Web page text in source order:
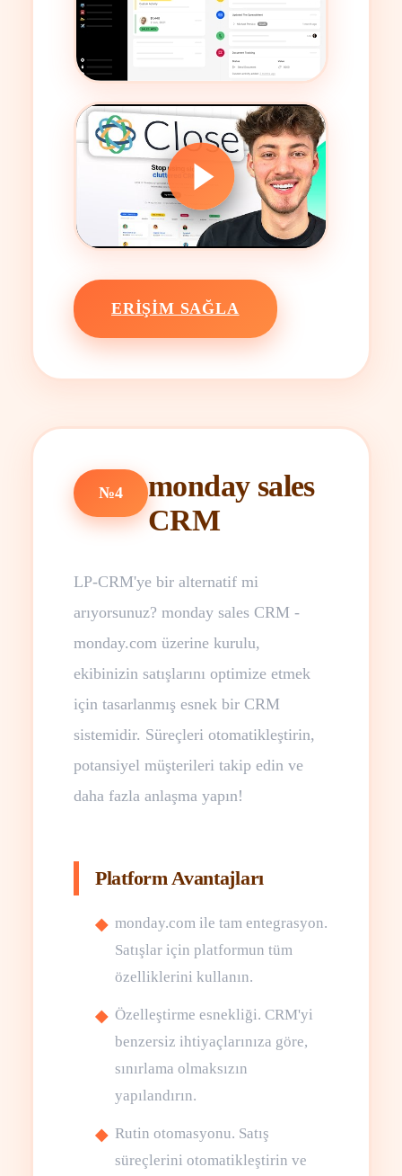
ERIŞIM SAĞLA
№4
monday sales
CRM
LP-CRM'ye bir alternatif mi
arıyorsunuz? monday sales CRM -
monday.com üzerine kurulu,
ekibinizin satışlarını optimize etmek
için tasarlanmış esnek bir CRM
sistemidir. Süreçleri otomatikleştirin,
potansiyel müşterileri takip edin ve
daha fazla anlaşma yapın!
Platform Avantajları
monday.com ile tam entegrasyon.
Satışlar için platformun tüm
özelliklerini kullanın.
Özelleştirme esnekliği. CRM'yi
benzersiz ihtiyaçlarınıza göre,
sınırlama olmaksızın
yapılandırın.
Rutin otomasyonu. Satış
süreçlerini otomatikleştirin ve